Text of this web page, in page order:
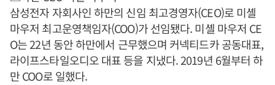
삼성전자 자회사인 하만의 신임 최고경영자(CEO)로 미셸
마우저 최고운영책임자(COO)가 선임됐다. 미셸 마우저 CE
O는 22년 동안 하만에서 근무했으며 커넥티드카 공동대표,
라이프스타일오디오 대표 등을 지냈다. 2019년 6월부터 하
만 COO로 일했다.